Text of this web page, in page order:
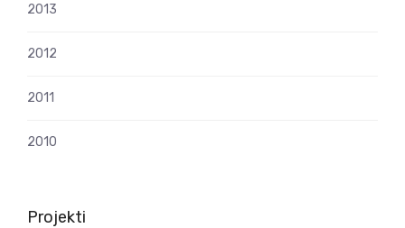
2013
2012
2011
2010
Projekti